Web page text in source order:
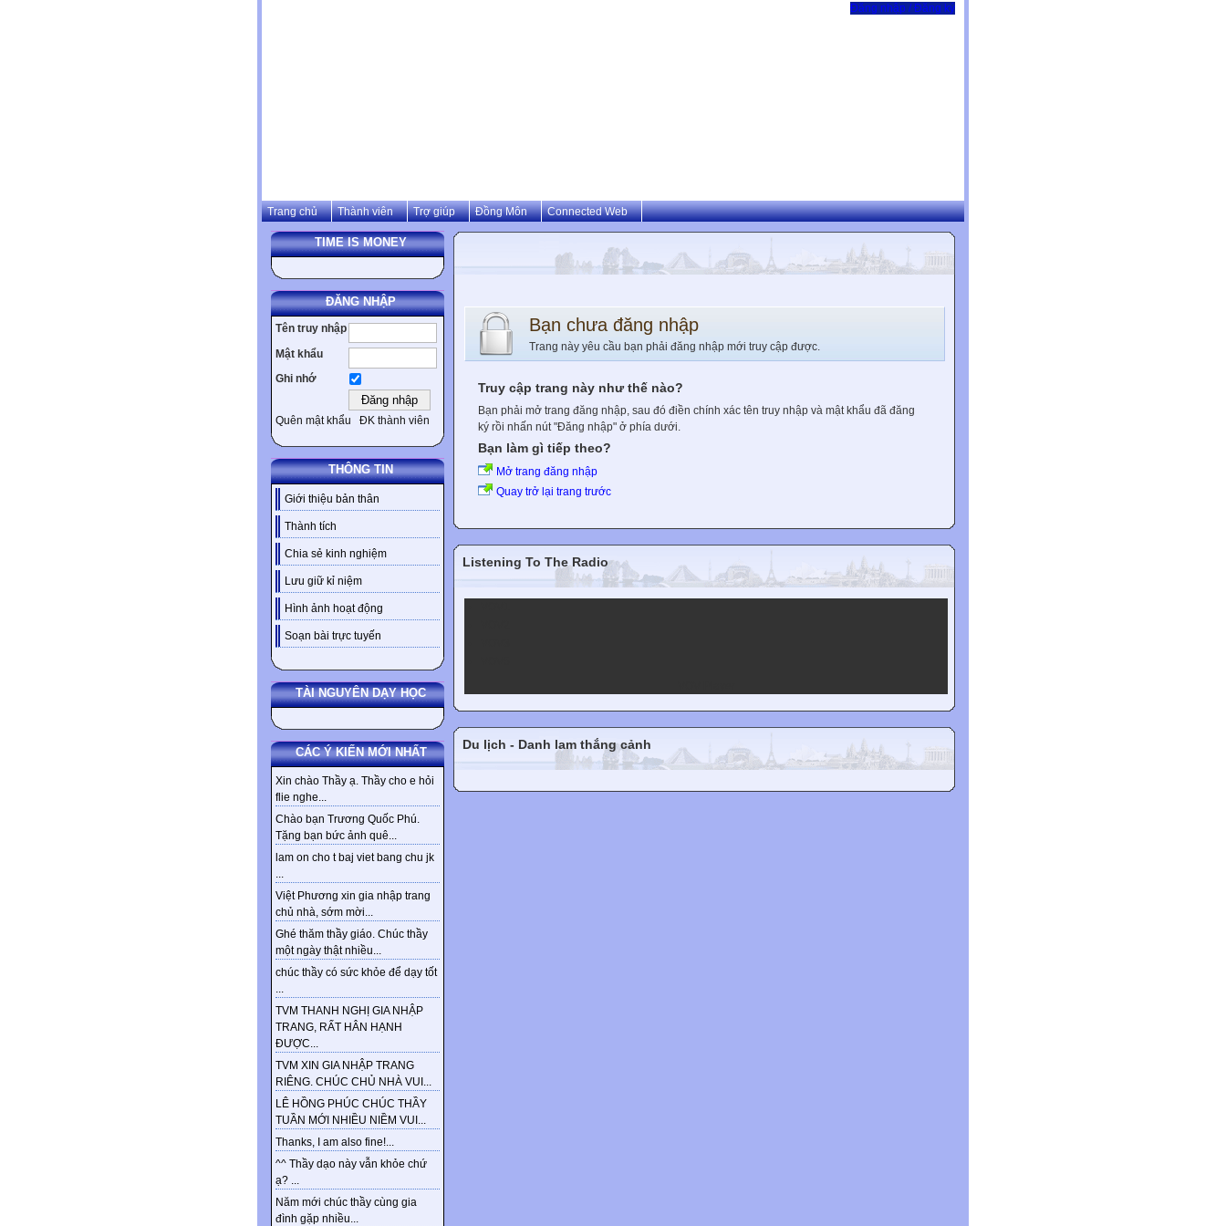
Đăng nhập / Đăng ký
Trang chủ Thành viên Trợ giúp Đồng Môn Connected Web
TIME IS MONEY
ĐĂNG NHẬP
Tên truy nhập
Mật khẩu
Ghi nhớ
Quên mật khẩu ĐK thành viên
THÔNG TIN
Giới thiệu bản thân
Thành tích
Chia sẻ kinh nghiệm
Lưu giữ kỉ niệm
Hình ảnh hoạt động
Soạn bài trực tuyến
TÀI NGUYÊN DẠY HỌC
CÁC Ý KIẾN MỚI NHẤT
Xin chào Thầy ạ. Thầy cho e hỏi
flie nghe...
Chào bạn Trương Quốc Phú.
Tặng bạn bức ảnh quê...
lam on cho t baj viet bang chu jk
...
Việt Phương xin gia nhập trang
chủ nhà, sớm mời...
Ghé thăm thầy giáo. Chúc thầy
một ngày thật nhiều...
chúc thầy có sức khỏe để dạy tốt
...
TVM THANH NGHỊ GIA NHẬP
TRANG, RẤT HÂN HẠNH
ĐƯỢC...
TVM XIN GIA NHẬP TRANG
RIÊNG. CHÚC CHỦ NHÀ VUI...
LÊ HỒNG PHÚC CHÚC THẦY
TUẦN MỚI NHIỀU NIỀM VUI...
Thanks, I am also fine!...
^^ Thầy dạo này vẫn khỏe chứ
ạ? ...
Năm mới chúc thầy cùng gia
đình gặp nhiều...
Bạn chưa đăng nhập
Trang này yêu cầu bạn phải đăng nhập mới truy cập được.
Truy cập trang này như thế nào?
Bạn phải mở trang đăng nhập, sau đó điền chính xác tên truy nhập và mật khẩu đã đăng
ký rồi nhấn nút "Đăng nhập" ở phía dưới.
Bạn làm gì tiếp theo?
Mở trang đăng nhập
Quay trở lại trang trước
Listening To The Radio
Du lịch - Danh lam thắng cảnh